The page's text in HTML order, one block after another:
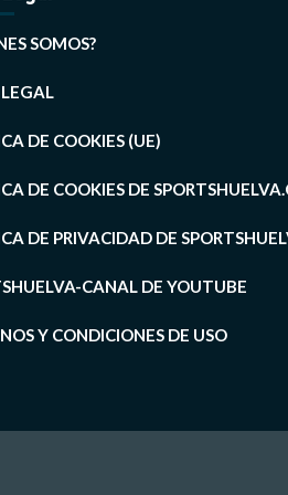
SOMOS?
DE COOKIES (UE)
DE COOKIES DE
DE PRIVACIDAD DE
CANAL DE YOUTUBE
Y CONDICIONES DE USO